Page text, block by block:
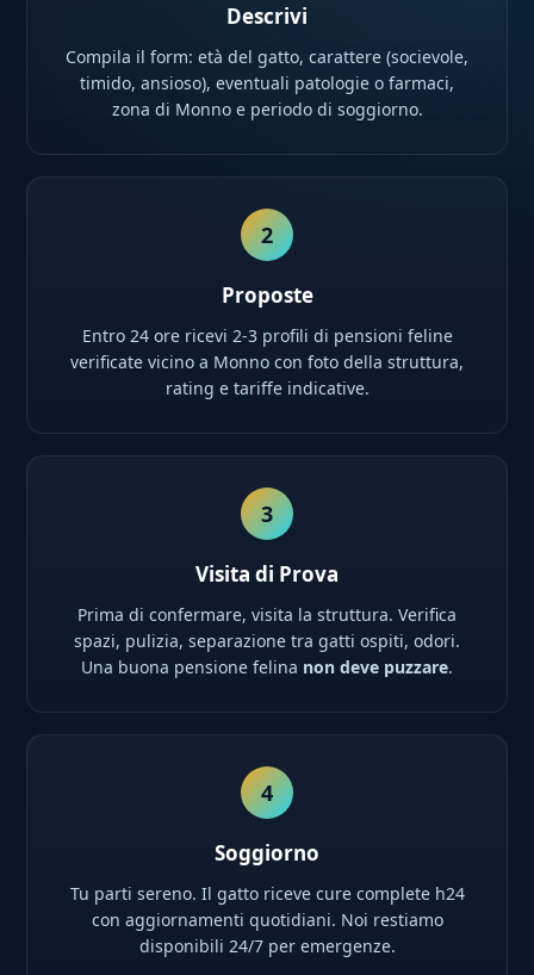
Descrivi
Compila il form: età del gatto, carattere (socievole,
timido, ansioso), eventuali patologie o farmaci,
zona di Monno e periodo di soggiorno.
2
Proposte
Entro 24 ore ricevi 2-3 profili di pensioni feline
verificate vicino a Monno con foto della struttura,
rating e tariffe indicative.
3
Visita di Prova
Prima di confermare, visita la struttura. Verifica
spazi, pulizia, separazione tra gatti ospiti, odori.
Una buona pensione felina non deve puzzare.
4
Soggiorno
Tu parti sereno. Il gatto riceve cure complete h24
con aggiornamenti quotidiani. Noi restiamo
disponibili 24/7 per emergenze.